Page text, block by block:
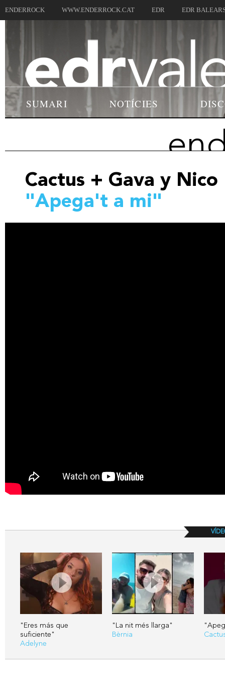
ENDERROCK WWW.ENDERROCK.CAT EDR EDR
SUMARI NOTÍCIES
Cactus + Gava y Nico
"Apega't a mi"
"Eres más que
suficiente"
Adelyne
"La nit més llarga"
Bèrnia